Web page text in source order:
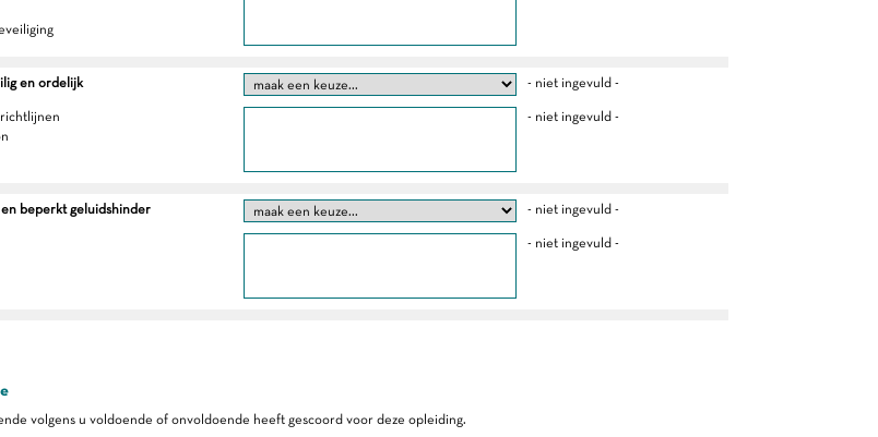
en ordelijk - niet ingevuld -
- niet ingevuld -
beperkt geluidshinder - niet ingevuld -
- niet ingevuld -
volgens u voldoende of onvoldoende heeft gescoord voor deze opleiding.